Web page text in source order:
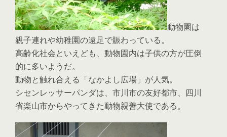
動物園は
親子連れや幼稚園の遠足で賑わっている。
高齢化社会といえども、動物園内は子供の方が圧倒
的に多いようだ。
動物と触れ合える「なかよし広場」が人気。
シセンレッサーパンダは、市川市の友好都市、四川
省楽山市からやってきた動物親善大使である。